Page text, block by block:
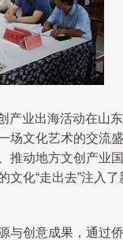
产业出海活动在山东
场文化艺术的交流盛
推动地方文创产业国
文化“走出去”注入了
与创意成果，通过侨